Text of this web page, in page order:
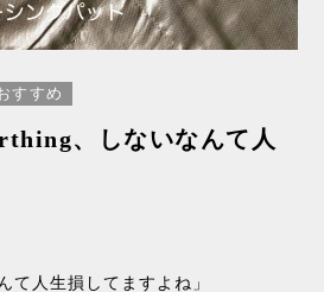
すすめ
、しないなんて人
て人生損してますよね」